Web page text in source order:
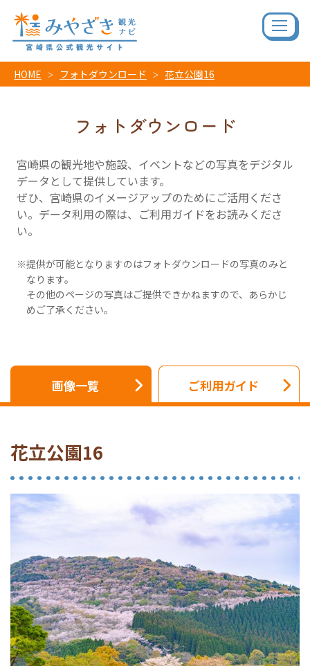
HOME フォトダウンロード 花立公園16
フォトダウンロード
宮崎県の観光地や施設、イベントなどの写真をデジタル
データとして提供しています。
ぜひ、宮崎県のイメージアップのためにご活用くださ
い。データ利用の際は、ご利用ガイドをお読みくださ
い。
提供が可能となりますのはフォトダウンロードの写真のみと
なります。
その他のページの写真はご提供できかねますので、あらかじ
めご了承ください。
画像一覧 ご利用ガイド
花立公園16